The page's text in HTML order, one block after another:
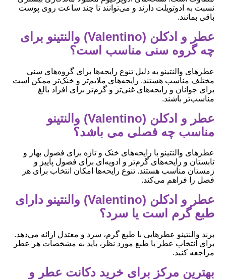
نسبت به ادوتویلت دارند و می‌توانند تا چند ساعت روی پوست
باقی بمانند.
عطر و ادکلن (Valentino) والنتینو برای
چه گروه سنی مناسب است؟
عطرهای والنتینو به دلیل تنوع رایحه‌ها برای گروه‌های سنی
مختلف مناسب هستند. رایحه‌های ملایم‌تر و خنک‌تر ممکن است
برای جوانان و رایحه‌های غنی‌تر و گرم‌تر برای افراد بالغ
مناسب‌تر باشند.
عطر و ادکلن (Valentino) والنتینو
مناسب چه فصلی می باشد؟
عطرهای والنتینو با رایحه‌های خنک و تازه برای فصول بهار و
تابستان و رایحه‌های گرم‌تر و ادویه‌ای برای فصول پاییز و
زمستان مناسب هستند. تنوع رایحه‌ها امکان انتخاب برای هر
فصل را فراهم می‌کند.
عطر و ادکلن (Valentino) والنتینو دارای
طبع گرم است یا سرد؟
برند والنتینو عطرهایی با طبع گرم، سرد و معتدل ارائه می‌دهد.
برای انتخاب عطر با طبع مورد نظر، باید به مشخصات هر عطر
مراجعه کنید.
بهترین مرکز برای خرید دکانت عطر و